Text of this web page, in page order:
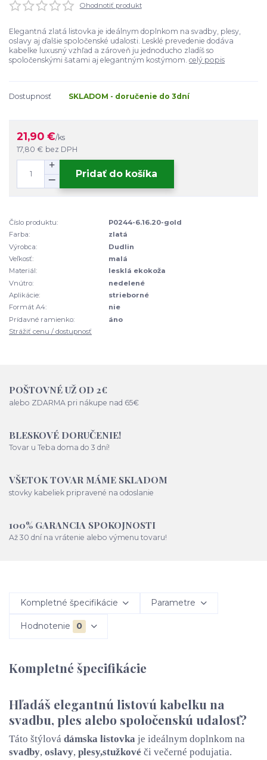
Ohodnotiť produkt
Elegantná zlatá listovka je ideálnym doplnkom na svadby, plesy,
oslavy aj ďalšie spoločenské udalosti. Lesklé prevedenie dodáva
kabelke luxusný vzhľad a zároveň ju jednoducho zladíš so
spoločenskými šatami aj elegantným kostýmom. celý popis
Dostupnosť SKLADOM - doručenie do 3dní
21,90 €/ks
17,80 € bez DPH
Pridať do košíka
Číslo produktu:
P0244-6.16.20-gold
Farba:
zlatá
Výrobca:
Dudlin
Veľkosť:
malá
Materiál:
lesklá ekokoža
Vnútro:
nedelené
Aplikácie:
strieborné
Formát A4:
nie
Prídavné ramienko:
áno
Strážiť cenu / dostupnosť
POŠTOVNÉ UŽ OD 2€
alebo ZDARMA pri nákupe nad 65€
BLESKOVÉ DORUČENIE!
Tovar u Teba doma do 3 dní!
VŠETOK TOVAR MÁME SKLADOM
stovky kabeliek pripravené na odoslanie
100% GARANCIA SPOKOJNOSTI
Až 30 dní na vrátenie alebo výmenu tovaru!
Kompletné špecifikácie Parametre
Hodnotenie 0
Kompletné špecifikácie
Hľadáš elegantnú listovú kabelku na
svadbu, ples alebo spoločenskú udalosť?
Táto štýlová dámska listovka je ideálnym doplnkom na
svadby, oslavy, plesy,stužkové či večerné podujatia.